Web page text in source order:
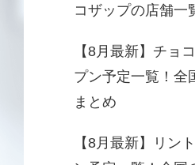
コザップの店舗一
【8月最新】チョ
プン予定一覧！全
まとめ
【8月最新】リン